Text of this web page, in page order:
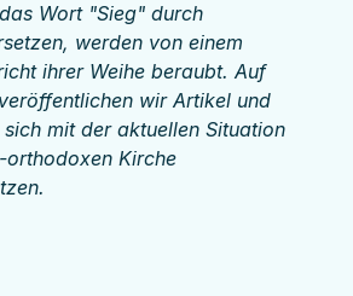
Wort "Sieg" durch
werden von einem
ihrer Weihe beraubt. Auf
wir Artikel und
mit der aktuellen Situation
orthodoxen Kirche